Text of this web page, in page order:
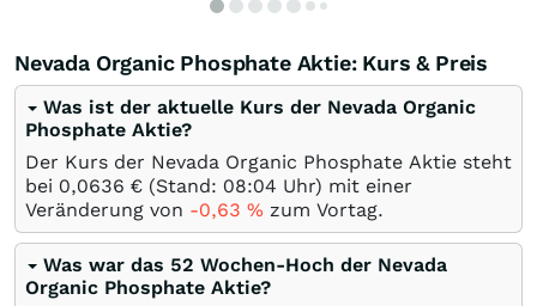
Nevada Organic Phosphate Aktie: Kurs & Preis
Was ist der aktuelle Kurs der Nevada Organic
Phosphate Aktie?
Der Kurs der Nevada Organic Phosphate Aktie steht
bei 0,0636 € (Stand: 08:04 Uhr) mit einer
Veränderung von -0,63 % zum Vortag.
Was war das 52 Wochen-Hoch der Nevada
Organic Phosphate Aktie?